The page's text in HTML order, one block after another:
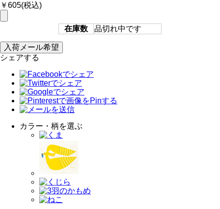
￥605(税込)
在庫数 品切れ中です
シェアする
カラー・柄を選ぶ